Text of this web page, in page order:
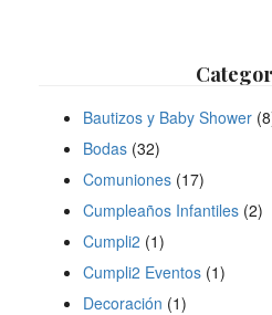
Bautizos y Baby Shower
Bodas (32)
Comuniones (17)
Cumpleaños Infantiles (2)
Cumpli2 (1)
Cumpli2 Eventos (1)
Decoración (1)